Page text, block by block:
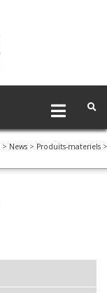
> News > Produits-materiels >